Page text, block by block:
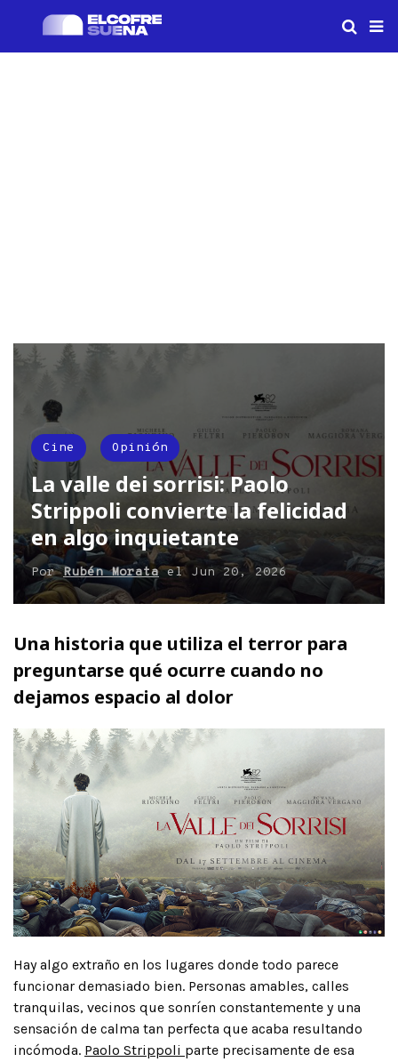
Cine Opinión
La valle dei sorrisi: Paolo
Strippoli convierte la felicidad
en algo inquietante
PorRubén Moratael Jun 20, 2026
Una historia que utiliza el terror para
preguntarse qué ocurre cuando no
dejamos espacio al dolor
Hay algo extraño en los lugares donde todo parece
funcionar demasiado bien. Personas amables, calles
tranquilas, vecinos que sonríen constantemente y una
sensación de calma tan perfecta que acaba resultando
incómoda. Paolo Strippoli parte precisamente de esa